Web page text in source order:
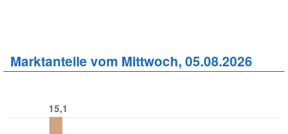
Marktanteile vom Mittwoch, 05.08.2026
15,1